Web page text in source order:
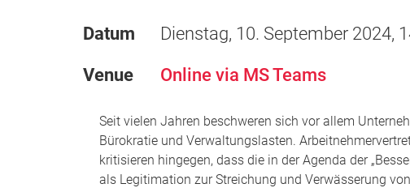
Datum Dienstag, 10. September 2024,
Venue Online via MS Teams
Seit vielen Jahren beschweren sich vor allem
Bürokratie und Verwaltungslasten.
kritisieren hingegen, dass die in der Agenda der
als Legitimation zur Streichung und Verwässerung